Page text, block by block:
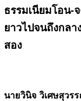
ธรรมเนียมโอน-
ยาวไปจนถึงกล
สอง
นายวินิจ วิเศษสุวร